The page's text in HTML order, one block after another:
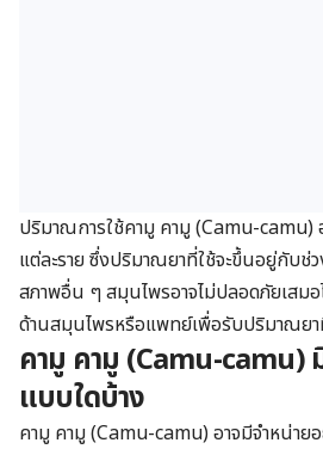
ปริมาณการใช้คามู คามู (Camu-camu)
แต่ละราย ซึ่งปริมาณยาที่ใช้จะขึ้นอยู่กับช่
สภาพอื่น ๆ สมุนไพรอาจไม่ปลอดภัยเสม
ด้านสมุนไพรหรือแพทย์เพื่อรับปริมาณยา
คามู คามู (Camu-camu)
แบบใดบ้าง
คามู คามู (Camu-camu) อาจมีจำหน่าย